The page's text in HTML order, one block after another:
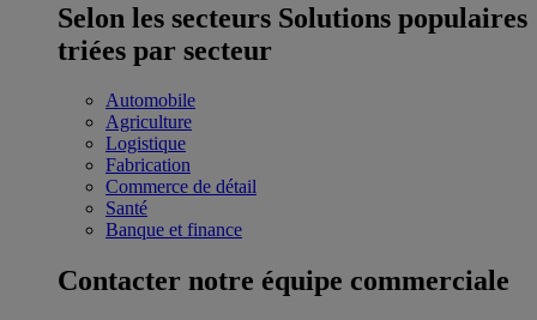
Selon les secteurs Solutions populaires
triées par secteur
Automobile
Agriculture
Logistique
Fabrication
Commerce de détail
Santé
Banque et finance
Contacter notre équipe commerciale